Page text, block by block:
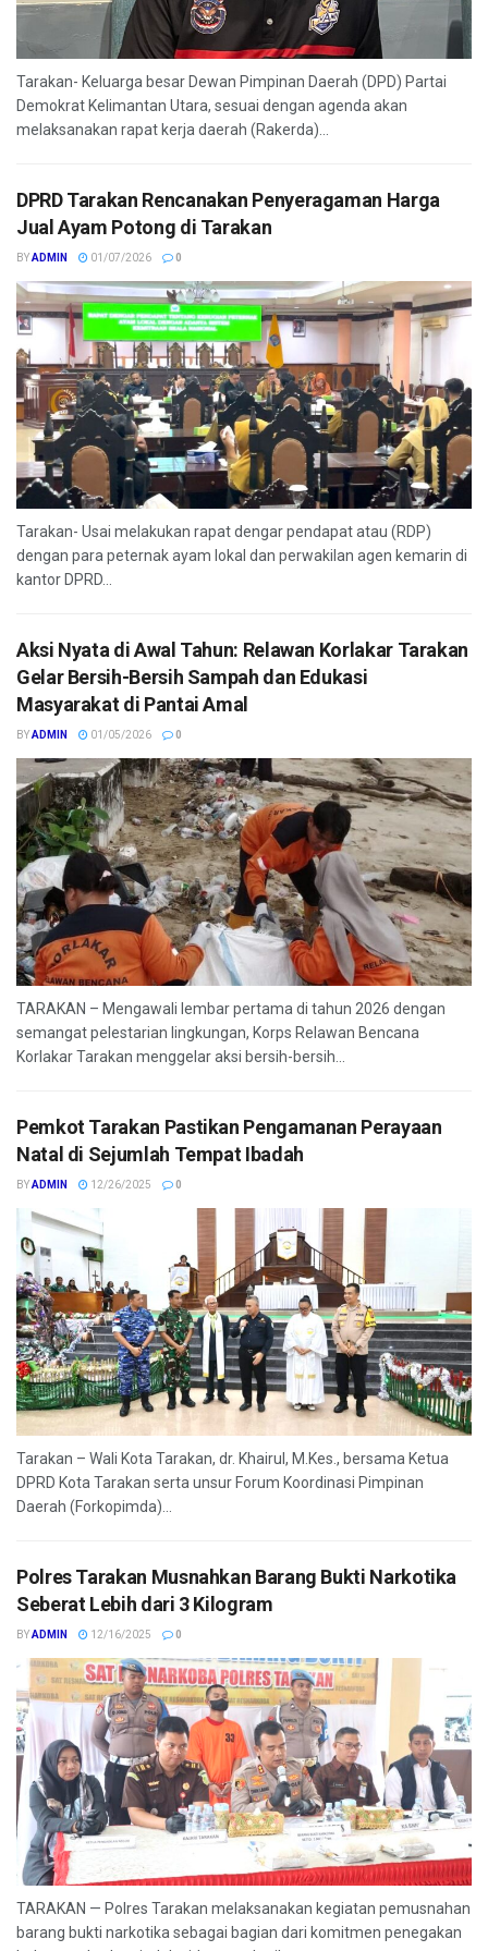
Tarakan- Keluarga besar Dewan Pimpinan Daerah (DPD) Partai
Demokrat Kelimantan Utara, sesuai dengan agenda akan
melaksanakan rapat kerja daerah (Rakerda)...
DPRD Tarakan Rencanakan Penyeragaman Harga
Jual Ayam Potong di Tarakan
BYADMIN 01/07/2026 0
Tarakan- Usai melakukan rapat dengar pendapat atau (RDP)
dengan para peternak ayam lokal dan perwakilan agen kemarin di
kantor DPRD...
Aksi Nyata di Awal Tahun: Relawan Korlakar Tarakan
Gelar Bersih-Bersih Sampah dan Edukasi
Masyarakat di Pantai Amal
BYADMIN 01/05/2026 0
TARAKAN – Mengawali lembar pertama di tahun 2026 dengan
semangat pelestarian lingkungan, Korps Relawan Bencana
Korlakar Tarakan menggelar aksi bersih-bersih...
Pemkot Tarakan Pastikan Pengamanan Perayaan
Natal di Sejumlah Tempat Ibadah
BYADMIN 12/26/2025 0
Tarakan – Wali Kota Tarakan, dr. Khairul, M.Kes., bersama Ketua
DPRD Kota Tarakan serta unsur Forum Koordinasi Pimpinan
Daerah (Forkopimda)...
Polres Tarakan Musnahkan Barang Bukti Narkotika
Seberat Lebih dari 3 Kilogram
BYADMIN 12/16/2025 0
TARAKAN — Polres Tarakan melaksanakan kegiatan pemusnahan
barang bukti narkotika sebagai bagian dari komitmen penegakan